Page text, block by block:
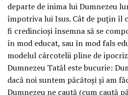
departe de inima lui Dumnezeu
împotriva lui Isus. Cât de puţin îl
fi credincioşi însemna să se
în mod educat, sau în mod fals
modelul cârcotelii pline de
Dumnezeu Tatăl este bucurie:
dacă noi suntem păcătoşi şi am
Dumnezeu ne caută (cum caută